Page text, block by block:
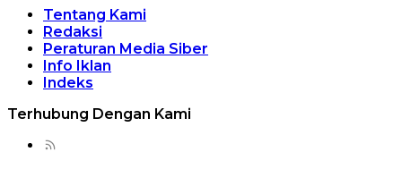
Tentang Kami
Redaksi
Peraturan Media Siber
Info Iklan
Indeks
Terhubung Dengan Kami